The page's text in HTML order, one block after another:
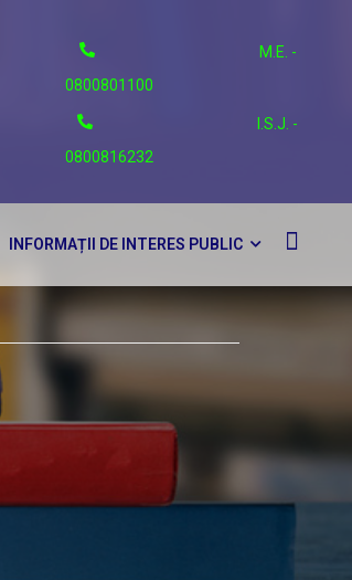
M.E. -
0800801100
I.S.J. -
0800816232
INFORMAȚII DE INTERES PUBLIC